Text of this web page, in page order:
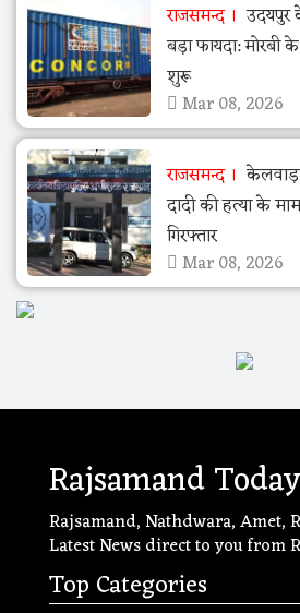
राजसमन्द
उदयपुर
बड़ा फायदा: मोरबी
शुरू
Mar 08, 2026
राजसमन्द
दादी की हत्या के
गिरफ्तार
Mar 08, 2026
Rajsamand Today
Rajsamand, Nathdwara, Amet,
Latest News direct to you from
Top Categories